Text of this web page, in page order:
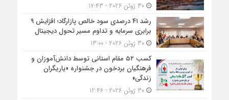
30 ژوئن 2026 - 17:43
رشد ۴۱ درصدی سود خالص پازارگاد؛ افزایش ۹
برابری سرمایه و تداوم مسیر تحول دیجیتال
30 ژوئن 2026 - 13:00
کسب ۵۲ مقام استانی توسط دانش‌آموزان و
فرهنگیان بردخون در جشنواره «یاریگران
زندگی»
30 ژوئن 2026 - 12:46